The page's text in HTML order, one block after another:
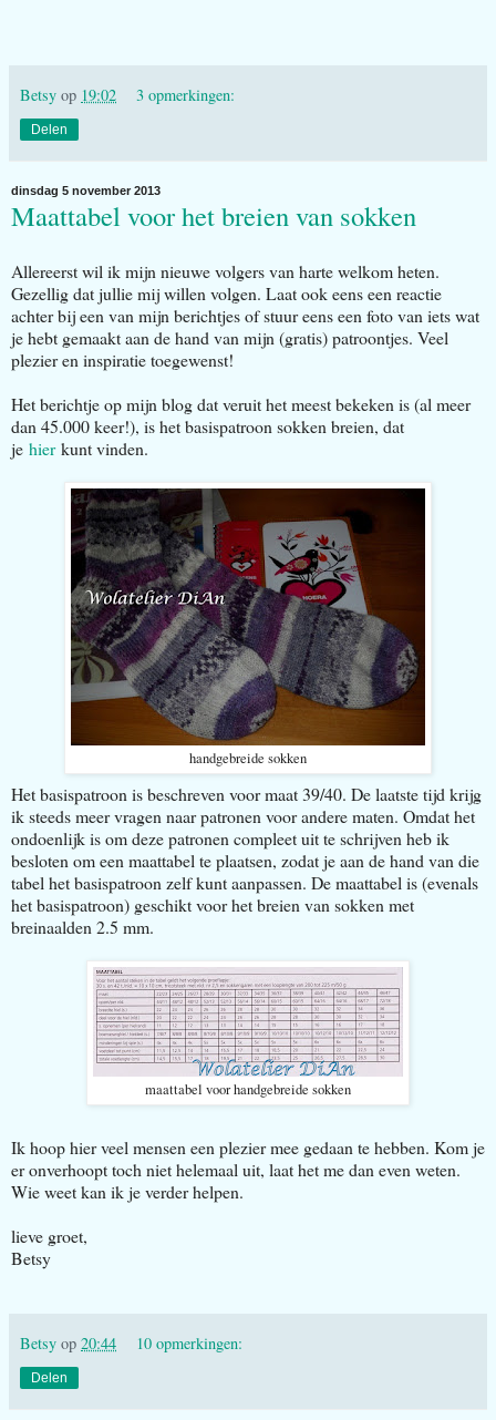
Betsy op 19:02 3 opmerkingen:
Delen
dinsdag 5 november 2013
Maattabel voor het breien van sokken
Allereerst wil ik mijn nieuwe volgers van harte welkom heten.
Gezellig dat jullie mij willen volgen. Laat ook eens een reactie
achter bij een van mijn berichtjes of stuur eens een foto van iets wat
je hebt gemaakt aan de hand van mijn (gratis) patroontjes. Veel
plezier en inspiratie toegewenst!
Het berichtje op mijn blog dat veruit het meest bekeken is (al meer
dan 45.000 keer!), is het basispatroon sokken breien, dat
je hierkunt vinden.
handgebreide sokken
Het basispatroon is beschreven voor maat 39/40. De laatste tijd krijg
ik steeds meer vragen naar patronen voor andere maten. Omdat het
ondoenlijk is om deze patronen compleet uit te schrijven heb ik
besloten om een maattabel te plaatsen, zodat je aan de hand van die
tabel het basispatroon zelf kunt aanpassen. De maattabel is (evenals
het basispatroon) geschikt voor het breien van sokken met
breinaalden 2.5 mm.
maattabel voor handgebreide sokken
Ik hoop hier veel mensen een plezier mee gedaan te hebben. Kom je
er onverhoopt toch niet helemaal uit, laat het me dan even weten.
Wie weet kan ik je verder helpen.
lieve groet,
Betsy
Betsy op 20:44 10 opmerkingen:
Delen